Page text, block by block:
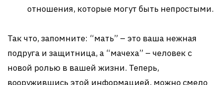
отношения, которые могут быть непростыми.
Так что, запомните: “мать” – это ваша нежная
подруга и защитница, а “мачеха” – человек с
новой ролью в вашей жизни. Теперь,
вооружившись этой информацией, можно смело